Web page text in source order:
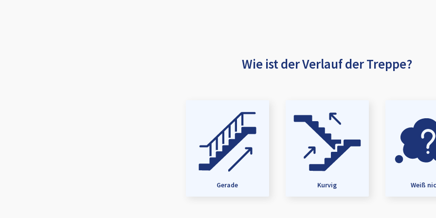
Wie ist der Verlauf der Treppe?
Gerade Kurvig Weiß